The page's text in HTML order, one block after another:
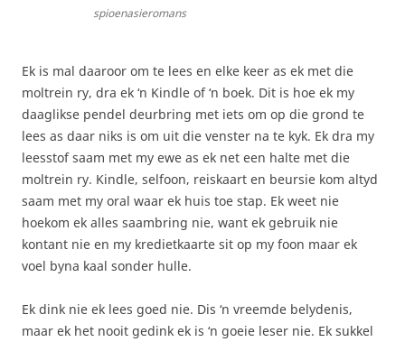
spioenasieromans
Ek is mal daaroor om te lees en elke keer as ek met die
moltrein ry, dra ek ‘n Kindle of ‘n boek. Dit is hoe ek my
daaglikse pendel deurbring met iets om op die grond te
lees as daar niks is om uit die venster na te kyk. Ek dra my
leesstof saam met my ewe as ek net een halte met die
moltrein ry. Kindle, selfoon, reiskaart en beursie kom altyd
saam met my oral waar ek huis toe stap. Ek weet nie
hoekom ek alles saambring nie, want ek gebruik nie
kontant nie en my kredietkaarte sit op my foon maar ek
voel byna kaal sonder hulle.
Ek dink nie ek lees goed nie. Dis ‘n vreemde belydenis,
maar ek het nooit gedink ek is ‘n goeie leser nie. Ek sukkel